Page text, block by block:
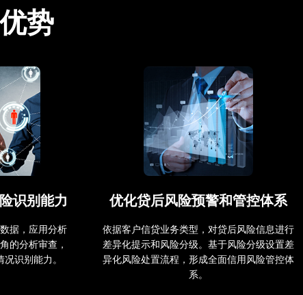
势
识别能力
据，应用分析
的分析审查，
识别能力。
优化贷后风险预警和管控体系
依据客户信贷业务类型，对贷后风险信息进行
差异化提示和风险分级。基于风险分级设置差
异化风险处置流程，形成全面信用风险管控体
系。